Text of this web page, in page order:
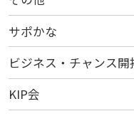
サポかな
ビジネス・チャンス開
KIP会